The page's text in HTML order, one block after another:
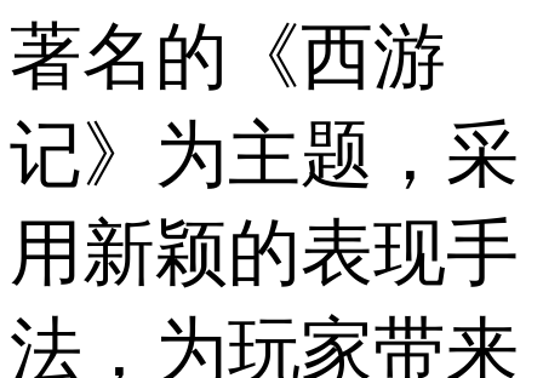
著名的《西游
记》为主题，采
用新颖的表现手
法，为玩家带来